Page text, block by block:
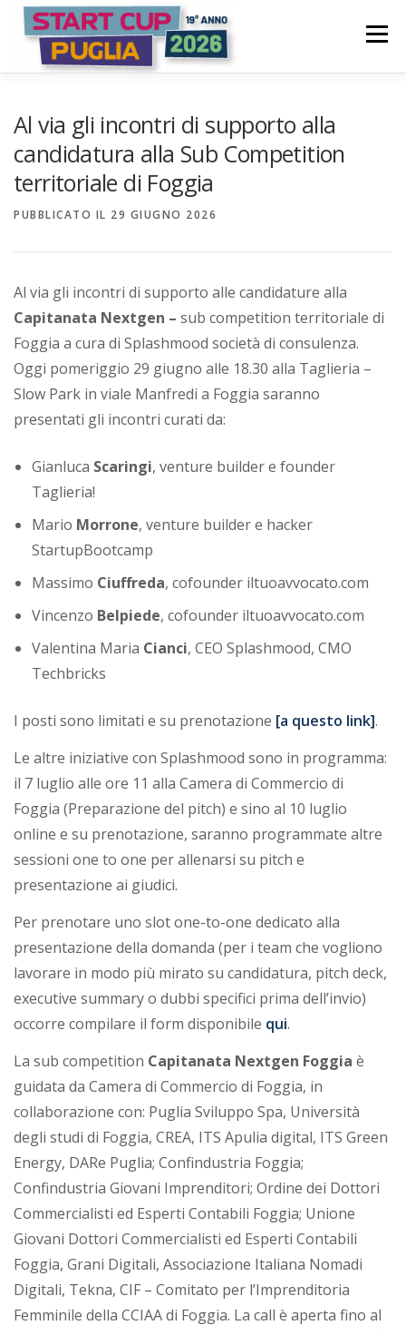
Passa
contenuto
a
C
u
u
g
Menù
COMITATO PROMOTORE
Al via gli incontri di supporto alla
candidatura alla Sub Competition
territoriale di Foggia
PUBBLICATO IL 29 GIUGNO 2026
Al via gli incontri di supporto alle candidature alla
Capitanata Nextgen – sub competition territoriale di
Foggia a cura di Splashmood società di consulenza.
Oggi pomeriggio 29 giugno alle 18.30 alla Taglieria –
Slow Park in viale Manfredi a Foggia saranno
presentati gli incontri curati da:
Gianluca Scaringi, venture builder e founder
Taglieria!
Mario Morrone, venture builder e hacker
StartupBootcamp
Massimo Ciuffreda, cofounder iltuoavvocato.com
Vincenzo Belpiede, cofounder iltuoavvocato.com
Valentina Maria Cianci, CEO Splashmood, CMO
Techbricks
I posti sono limitati e su prenotazione [a questo link].
Le altre iniziative con Splashmood sono in programma:
il 7 luglio alle ore 11 alla Camera di Commercio di
Foggia (Preparazione del pitch) e sino al 10 luglio
online e su prenotazione, saranno programmate altre
sessioni one to one per allenarsi su pitch e
presentazione ai giudici.
Per prenotare uno slot one-to-one dedicato alla
presentazione della domanda (per i team che vogliono
lavorare in modo più mirato su candidatura, pitch deck,
executive summary o dubbi specifici prima dell’invio)
occorre compilare il form disponibile qui.
La sub competition Capitanata Nextgen Foggia è
guidata da Camera di Commercio di Foggia, in
collaborazione con: Puglia Sviluppo Spa, Università
degli studi di Foggia, CREA, ITS Apulia digital, ITS Green
Energy, DARe Puglia; Confindustria Foggia;
Confindustria Giovani Imprenditori; Ordine dei Dottori
Commercialisti ed Esperti Contabili Foggia; Unione
Giovani Dottori Commercialisti ed Esperti Contabili
Foggia, Grani Digitali, Associazione Italiana Nomadi
Digitali, Tekna, CIF – Comitato per l’Imprenditoria
Femminile della CCIAA di Foggia. La call è aperta fino al